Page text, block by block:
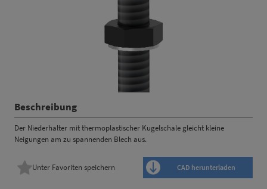
Beschreibung
Der Niederhalter mit thermoplastischer Kugelschale gleicht kleine
Neigungen am zu spannenden Blech aus.
CAD herunterladen
Unter Favoriten speichern